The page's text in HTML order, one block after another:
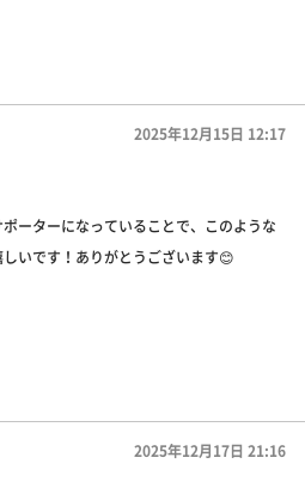
2025年12月15日 12:17
ーターになっていることで、このような
いです！ありがとうございます😊
2025年12月17日 21:16